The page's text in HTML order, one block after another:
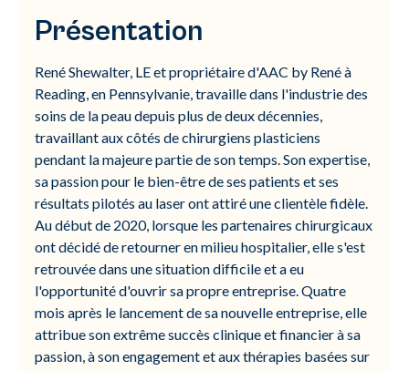
Présentation
René Shewalter, LE et propriétaire d'AAC by René à
Reading, en Pennsylvanie, travaille dans l'industrie des
soins de la peau depuis plus de deux décennies,
travaillant aux côtés de chirurgiens plasticiens
pendant la majeure partie de son temps. Son expertise,
sa passion pour le bien-être de ses patients et ses
résultats pilotés au laser ont attiré une clientèle fidèle.
Au début de 2020, lorsque les partenaires chirurgicaux
ont décidé de retourner en milieu hospitalier, elle s'est
retrouvée dans une situation difficile et a eu
l'opportunité d'ouvrir sa propre entreprise. Quatre
mois après le lancement de sa nouvelle entreprise, elle
attribue son extrême succès clinique et financier à sa
passion, à son engagement et aux thérapies basées sur